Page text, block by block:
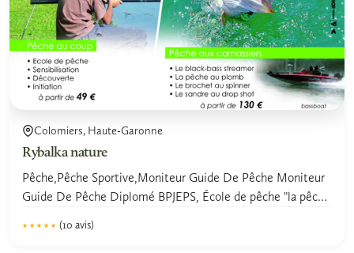
Colomiers, Haute-Garonne
Rybalka nature
Pêche,Pêche Sportive,Moniteur Guide De Pêche Moniteur
Guide De Pêche Diplomé BPJEPS, École de pêche "la pêche
★★★★★
★★★★★ (10 avis)